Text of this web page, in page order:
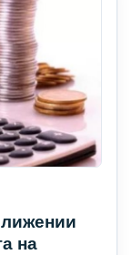
на